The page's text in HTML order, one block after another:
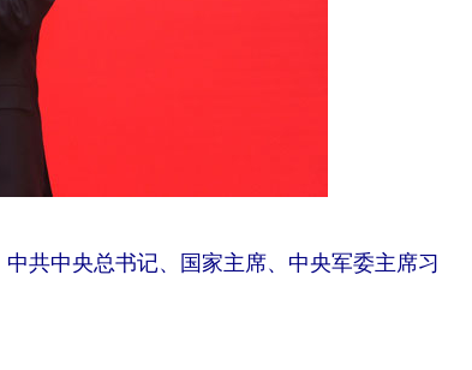
共中央总书记、国家主席、中央军委主席习